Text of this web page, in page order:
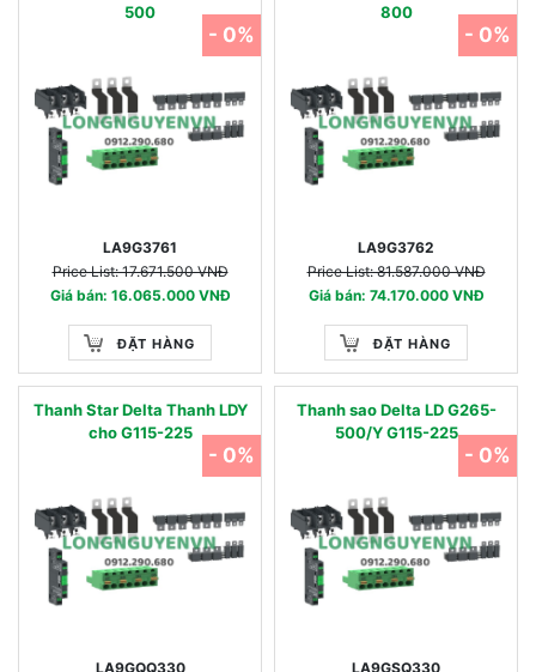
500
LA9G3761
Price List: 17.671.500 VNĐ
Giá bán: 16.065.000 VNĐ
ĐẶT HÀNG
- 0%
800
LA9G3762
Price List: 81.587.000 VNĐ
Giá bán: 74.170.000 VNĐ
ĐẶT HÀNG
- 0%
Thanh Star Delta Thanh LDY
cho G115-225
LA9GQQ330
- 0%
Thanh sao Delta LD G265-
500/Y G115-225
LA9GSQ330
- 0%